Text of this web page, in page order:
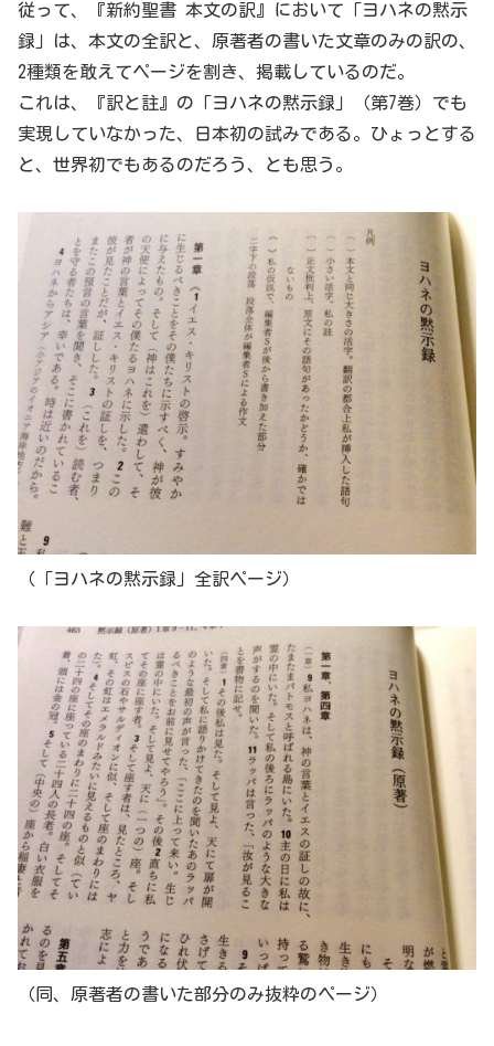
従って、『新約聖書 本文の訳』において「ヨハネの黙示
録」は、本文の全訳と、原著者の書いた文章のみの訳の、
2種類を敢えてページを割き、掲載しているのだ。
これは、『訳と註』の「ヨハネの黙示録」（第7巻）でも
実現していなかった、日本初の試みである。ひょっとする
と、世界初でもあるのだろう、とも思う。
（「ヨハネの黙示録」全訳ページ）
（同、原著者の書いた部分のみ抜粋のページ）